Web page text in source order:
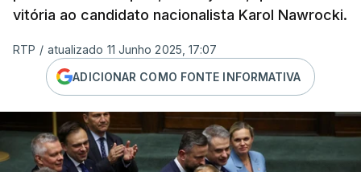
vitória ao candidato nacionalista Karol Nawrocki.
RTP / atualizado 11 Junho 2025, 17:07
ADICIONAR COMO FONTE INFORMATIVA